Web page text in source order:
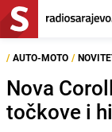
/ AUTO-MOTO /
Nova
točkove i